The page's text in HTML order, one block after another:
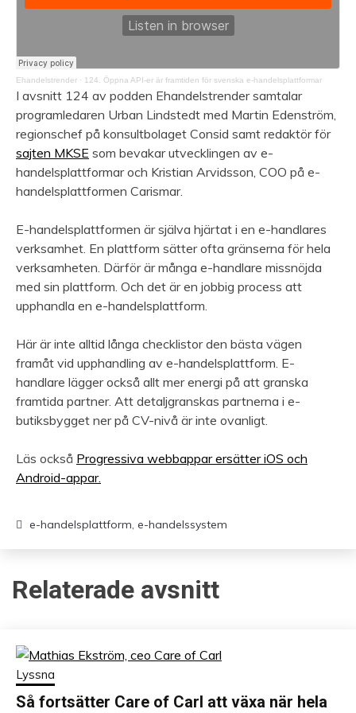
Ehandelstrender · 124. Öppna API-er är framtiden för svenska e-handelsplattformar
I avsnitt 124 av podden Ehandelstrender samtalar
programledaren Urban Lindstedt med Martin Edenström,
regionschef på konsultbolaget Consid samt redaktör för
sajten MKSE som bevakar utvecklingen av e-
handelsplattformar och Kristian Arvidsson, COO på e-
handelsplattformen Carismar.
E-handelsplattformen är själva hjärtat i en e-handlares
verksamhet. En plattform sätter ofta gränserna för hela
verksamheten. Därför är många e-handlare missnöjda
med sin plattform. Och det är en jobbig process att
upphandla en e-handelsplattform.
Här är inte alltid långa checklistor den bästa vägen
framåt vid upphandling av e-handelsplattform. E-
handlare lägger också allt mer energi på att granska
framtida partner. Att detaljgranskas partnerna i e-
butiksbygget ner på CV-nivå är inte ovanligt.
Läs också Progressiva webbappar ersätter iOS och
Android-appar.
e-handelsplattform, e-handelssystem
Relaterade avsnitt
Lyssna
Så fortsätter Care of Carl att växa när hela